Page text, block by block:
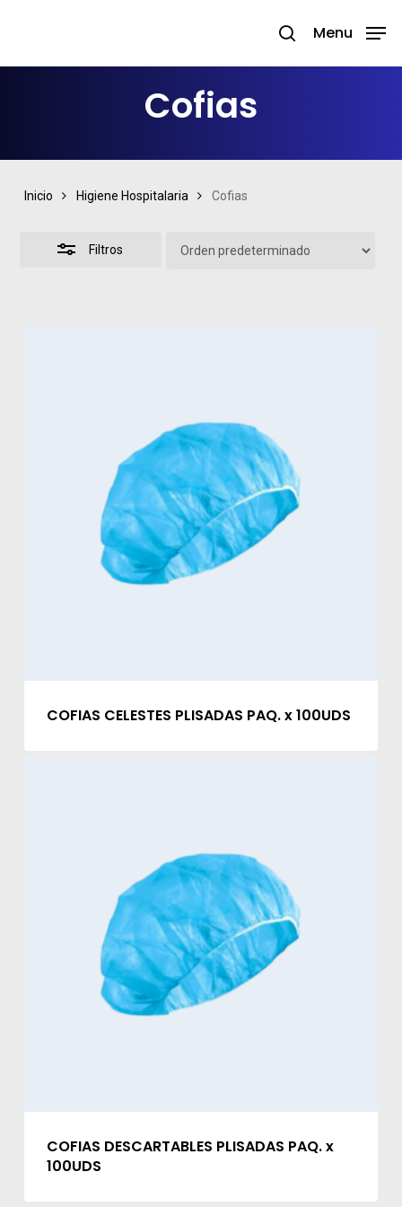
main
search
Menu
Cofias
Inicio Higiene Hospitalaria Cofias
Filtros
Close
Filters
COFIAS CELESTES PLISADAS PAQ. x 100UDS
COFIAS DESCARTABLES PLISADAS PAQ. x
100UDS